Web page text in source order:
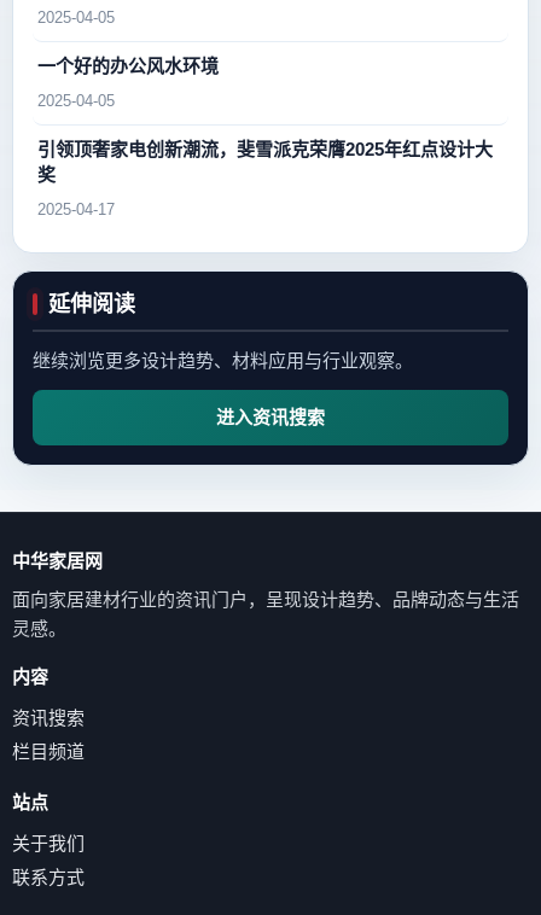
2025-04-05
一个好的办公风水环境
2025-04-05
引领顶奢家电创新潮流，斐雪派克荣膺2025年红点设计大
奖
2025-04-17
延伸阅读
继续浏览更多设计趋势、材料应用与行业观察。
进入资讯搜索
中华家居网
面向家居建材行业的资讯门户，呈现设计趋势、品牌动态与生活
灵感。
内容
资讯搜索
栏目频道
站点
关于我们
联系方式